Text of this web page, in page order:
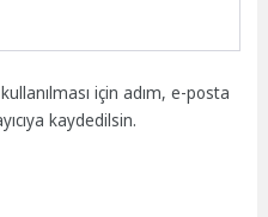
için adım, e-posta
kaydedilsin.